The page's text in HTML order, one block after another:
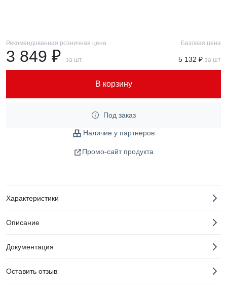
Рекомендованная розничная цена
3 849 ₽ за шт
Базовая цена
5 132 ₽ за шт
В корзину
Под заказ
Наличие у партнеров
Промо-сайт продукта
Характеристики
Описание
Документация
Оставить отзыв